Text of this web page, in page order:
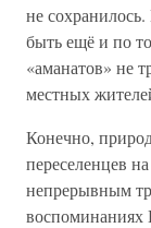
не
быть ещё и по
«аманатов» не
местных
Конечно,
переселенцев
непрерывным
воспоминаниях